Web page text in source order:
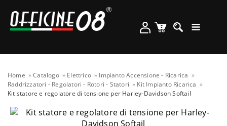
Home Catalogo Elettrico
Impianto Accensione - Ricarica
Raddrizzatori - Regolatori - Rotori - Statori
Kit Impianto Ricarica
Kit statore e regolatore di tensione per Harley-Davidson Softail